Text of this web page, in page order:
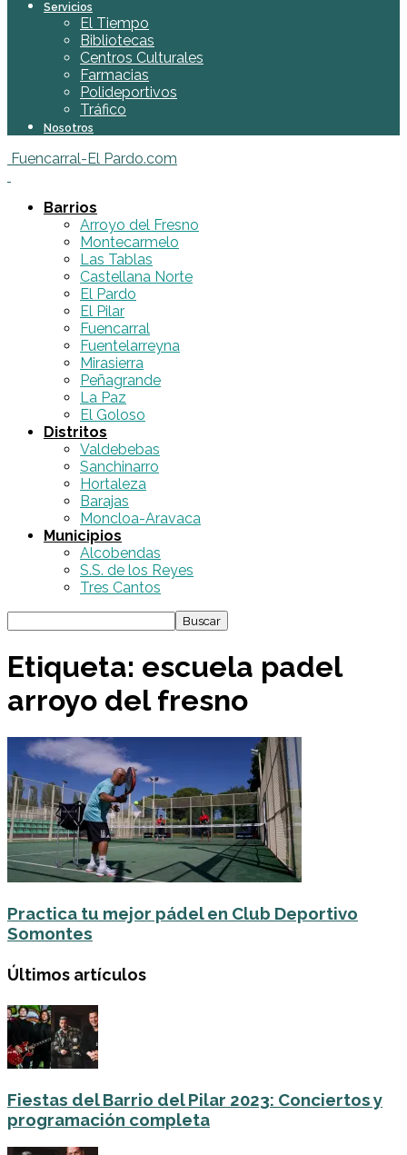
Servicios
El Tiempo
Bibliotecas
Centros Culturales
Farmacias
Polideportivos
Tráfico
Nosotros
Fuencarral-El Pardo.com
Barrios
Arroyo del Fresno
Montecarmelo
Las Tablas
Castellana Norte
El Pardo
El Pilar
Fuencarral
Fuentelarreyna
Mirasierra
Peñagrande
La Paz
El Goloso
Distritos
Valdebebas
Sanchinarro
Hortaleza
Barajas
Moncloa-Aravaca
Municipios
Alcobendas
S.S. de los Reyes
Tres Cantos
Etiqueta: escuela padel
arroyo del fresno
Practica tu mejor pádel en Club Deportivo
Somontes
Últimos artículos
Fiestas del Barrio del Pilar 2023: Conciertos y
programación completa